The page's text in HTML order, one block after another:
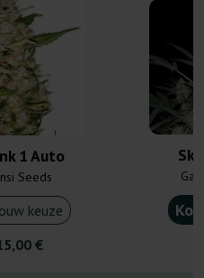
1 Auto
Seeds
keuze
€